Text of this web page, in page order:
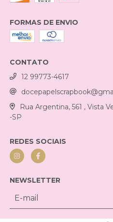
FORMAS DE ENVIO
CONTATO
12 99773-4617
Rua Argentina, 561 , Vista
-SP
REDES SOCIAIS
NEWSLETTER